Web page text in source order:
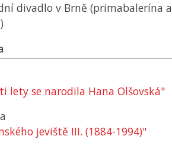
divadlo v Brně (primabalerína a
lety se narodila Hana Olšovská"
jeviště III. (1884-1994)"